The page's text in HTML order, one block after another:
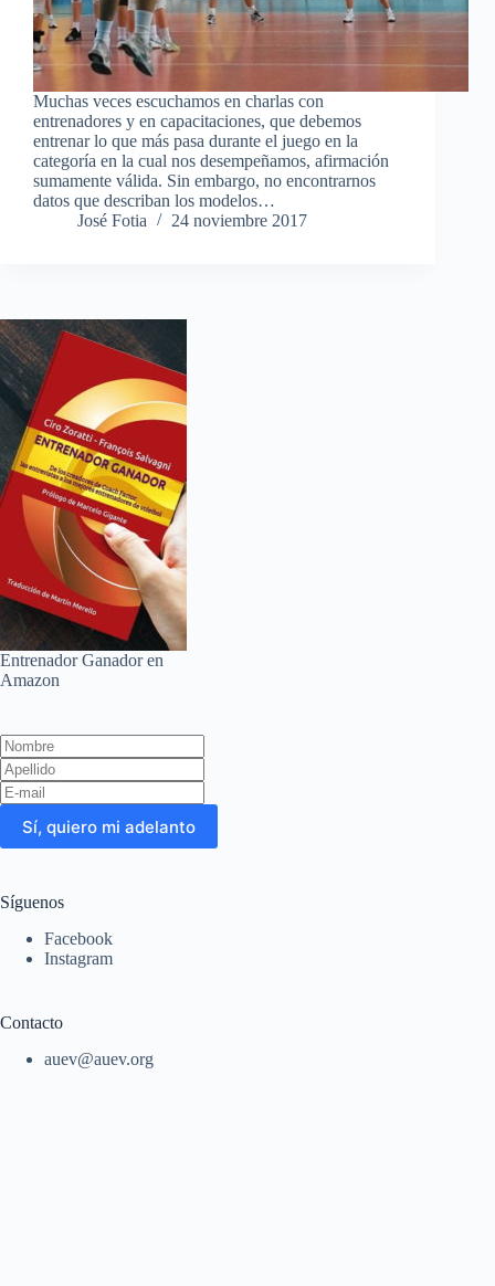
Muchas veces escuchamos en charlas con
entrenadores y en capacitaciones, que debemos
entrenar lo que más pasa durante el juego en la
categoría en la cual nos desempeñamos, afirmación
sumamente válida. Sin embargo, no encontrarnos
datos que describan los modelos…
José Fotia
24 noviembre 2017
Entrenador Ganador en
Amazon
Leave
this
field
blank
Sí, quiero mi adelanto
Síguenos
Facebook
Instagram
Contacto
auev@auev.org